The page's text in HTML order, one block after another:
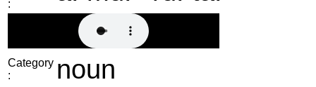
:
Category
:
noun